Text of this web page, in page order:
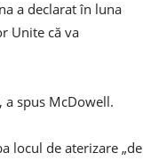
a declarat în luna
Unite că va
spus McDowell.
locul de aterizare „de